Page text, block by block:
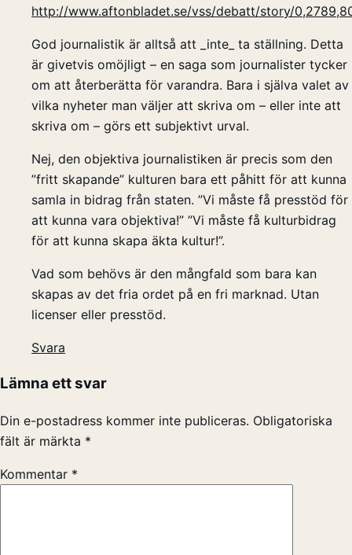
http://www.aftonbladet.se/vss/debatt/story/
God journalistik är alltså att _inte_ ta ställning. Detta
är givetvis omöjligt – en saga som journalister tycker
om att återberätta för varandra. Bara i själva valet av
vilka nyheter man väljer att skriva om – eller inte att
skriva om – görs ett subjektivt urval.
Nej, den objektiva journalistiken är precis som den
”fritt skapande” kulturen bara ett påhitt för att kunna
samla in bidrag från staten. ”Vi måste få presstöd för
att kunna vara objektiva!” ”Vi måste få kulturbidrag
för att kunna skapa äkta kultur!”.
Vad som behövs är den mångfald som bara kan
skapas av det fria ordet på en fri marknad. Utan
licenser eller presstöd.
Svara
Lämna ett svar
Din e-postadress kommer inte publiceras. Obligatoriska
fält är märkta *
Kommentar *